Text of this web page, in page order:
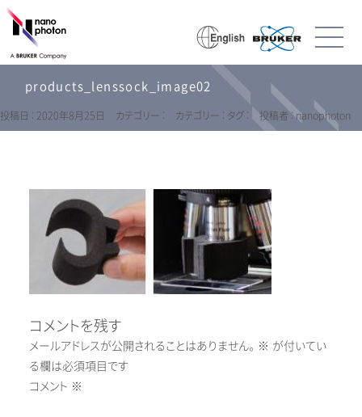
products_lenssock_image02
投稿日 : 2020年8月25日 カテゴリー : カテゴリー : タグ : 投稿者 : nanophoton
コメントを残す
メールアドレスが公開されることはありません。 ※ が付いてい
る欄は必須項目です
コメント ※